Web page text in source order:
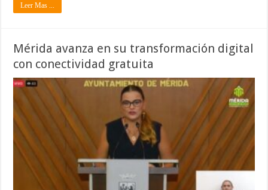
Leer Mas ...
Mérida avanza en su transformación digital
con conectividad gratuita